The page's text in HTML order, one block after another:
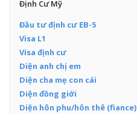
Định Cư Mỹ
Đầu tư định cư EB-5
Visa L1
Visa định cư
Diện anh chị em
Diện cha mẹ con cái
Diện đồng giới
Diện hôn phu/hôn thê (fiance)